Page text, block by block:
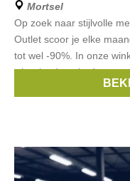
Mortsel
Op zoek naar stijlvolle
Outlet scoor je elke
tot wel -90%. In onze
wisselend aanbod
Hugo Boss,